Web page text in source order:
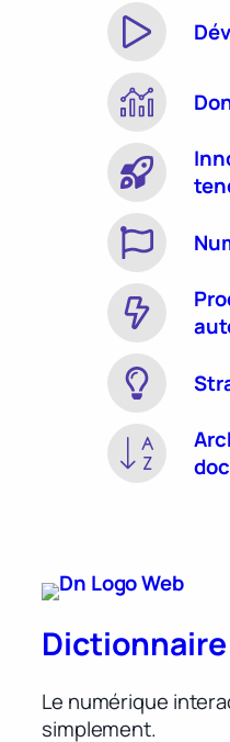
Le numérique
simplement.